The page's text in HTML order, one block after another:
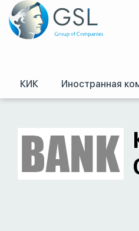
КИК Иностранная
GSL/Оффшоры и международное